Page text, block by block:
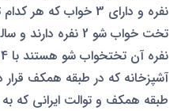
آشپزخانه که در طبقه همکف
طبقه همکف و توالت ایرانی که